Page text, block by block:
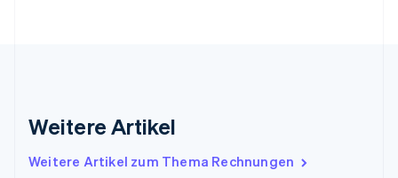
Weitere Artikel
Weitere Artikel zum Thema Rechnungen
Indien
Irland